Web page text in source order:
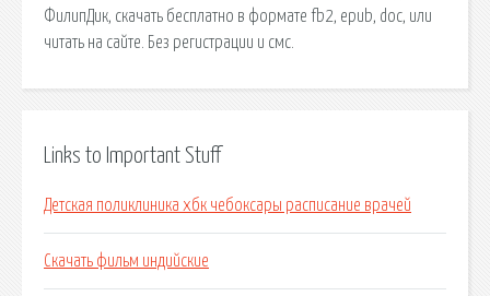
ФилипДик, скачать бесплатно в формате fb2, epub, doc, или
читать на сайте. Без регистрации и смс.
Links to Important Stuff
Детская поликлиника хбк чебоксары расписание врачей
Скачать фильм индийские